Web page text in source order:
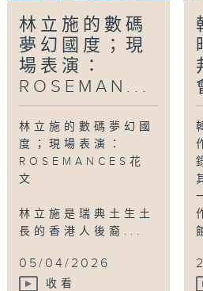
林立施的數碼
夢幻國度；現
場表演：
ROSEMAN...
林立施的數碼夢幻國
度；現場表演：
ROSEMANCES花
文
林立施是瑞典土生土
長的香港人後裔...
05/04/2026
收看